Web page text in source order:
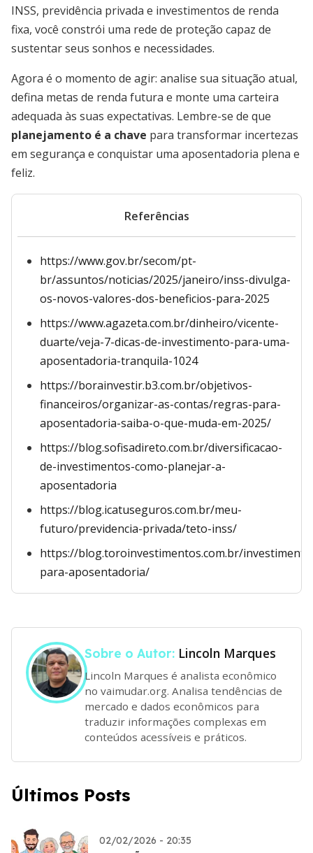
INSS, previdência privada e investimentos de renda
fixa, você constrói uma rede de proteção capaz de
sustentar seus sonhos e necessidades.
Agora é o momento de agir: analise sua situação atual,
defina metas de renda futura e monte uma carteira
adequada às suas expectativas. Lembre-se de que
planejamento é a chave para transformar incertezas
em segurança e conquistar uma aposentadoria plena e
feliz.
Referências
https://www.gov.br/secom/pt-
br/assuntos/noticias/2025/janeiro/inss-divulga-
os-novos-valores-dos-beneficios-para-2025
https://www.agazeta.com.br/dinheiro/vicente-
duarte/veja-7-dicas-de-investimento-para-uma-
aposentadoria-tranquila-1024
https://borainvestir.b3.com.br/objetivos-
financeiros/organizar-as-contas/regras-para-
aposentadoria-saiba-o-que-muda-em-2025/
https://blog.sofisadireto.com.br/diversificacao-
de-investimentos-como-planejar-a-
aposentadoria
https://blog.icatuseguros.com.br/meu-
futuro/previdencia-privada/teto-inss/
https://blog.toroinvestimentos.com.br/
para-aposentadoria/
Sobre o Autor: Lincoln Marques
Lincoln Marques é analista econômico
no vaimudar.org. Analisa tendências de
mercado e dados econômicos para
traduzir informações complexas em
conteúdos acessíveis e práticos.
Últimos Posts
02/02/2026 - 20:35